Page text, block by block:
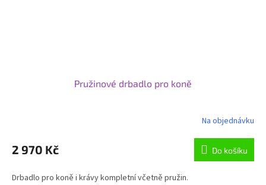
Pružinové drbadlo pro koně
Na objednávku
2 970 Kč Do košíku
Drbadlo pro koně i krávy kompletní včetně pružin.